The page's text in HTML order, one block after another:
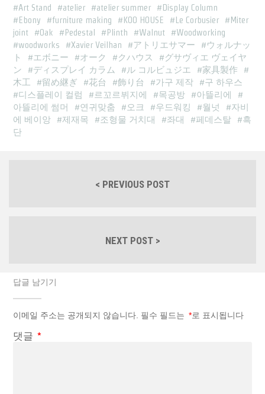
Art Stand
atelier atelier summer
Display Column
Ebony
furniture making KOO HOUSE Le Corbusier
Miter
joint
Oak Pedestal Plinth Walnut
Woodworking
woodworks
Xavier Veilhan アトリエサマー
ウォルナッ
ト
エボニー オーク クハウス
グサヴィエ ヴェイヤ
ン
ディスプレイ カラム ル コルビュジエ
家具製作
木工
留め継ぎ 花台 飾り台 가구 제작
구 하우스
디스플레이 컬럼
르꼬르뷔지에 목공방
아뜰리에
아뜰리에 썸머
연귀맞춤 오크 우드워킹 월넛
자비
에 베이앙
제재목 조형물 거치대 좌대 페데스탈
흑
단
< PREVIOUS POST
NEXT POST >
답글 남기기
이메일 주소는 공개되지 않습니다. 필수 필드는 *로 표시됩니다
댓글 *